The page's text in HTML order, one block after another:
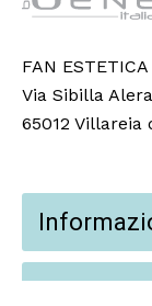
FAN ESTETICA
Via Sibilla
65012 Villareia
Partners